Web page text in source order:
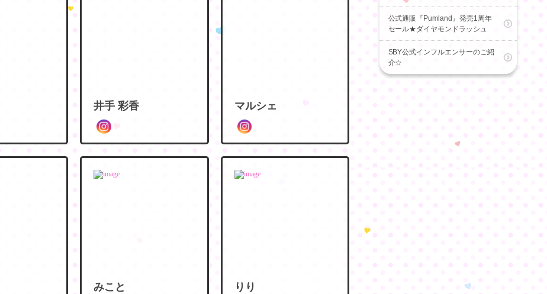
井手 彩香 マルシェ
みこと りり
公式通販『Pumland』発売1周年
セール★ダイヤモンドラッシュ
SBY公式インフルエンサーのご紹
介☆